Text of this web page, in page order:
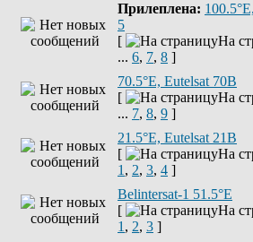
Прилеплена:
5
[
На
... 6, 7, 8 ]
70.5°E, Eutelsat 70B
[
На
... 7, 8, 9 ]
21.5°E, Eutelsat 21B
[
На
1 , 2, 3, 4 ]
Belintersat-1 51.5°E
[
На
1 , 2, 3 ]